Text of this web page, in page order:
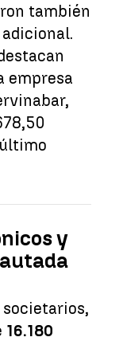
también
empresa
y
societarios,
16.180